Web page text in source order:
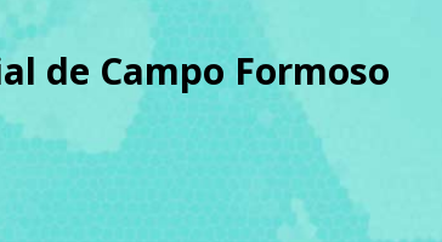
de Campo Formoso